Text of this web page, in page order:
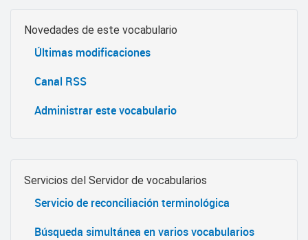
Novedades de este vocabulario
Últimas modificaciones
Canal RSS
Administrar este vocabulario
Servicios del Servidor de vocabularios
Servicio de reconciliación terminológica
Búsqueda simultánea en varios vocabularios